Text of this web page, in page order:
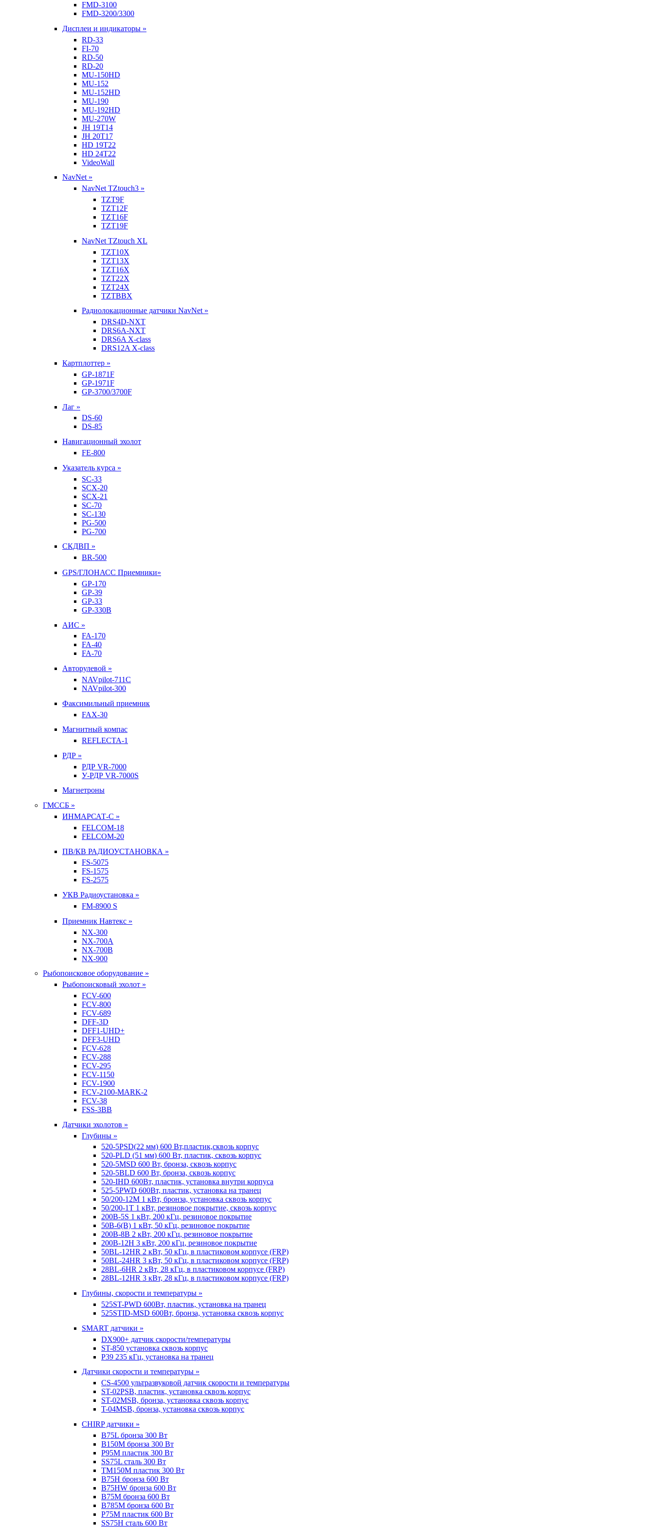
FMD-3100
FMD-3200/3300
Дисплеи и индикаторы »
RD-33
FI-70
RD-50
RD-20
MU-150HD
MU-152
MU-152HD
MU-190
MU-192HD
MU-270W
JH 19T14
JH 20T17
HD 19T22
HD 24T22
VideoWall
NavNet »
NavNet TZtouch3 »
TZT9F
TZT12F
TZT16F
TZT19F
NavNet TZtouch XL
TZT10X
TZT13X
TZT16X
TZT22X
TZT24X
TZTBBX
Радиолокационные датчики NavNet »
DRS4D-NXT
DRS6A-NXT
DRS6A X-class
DRS12A X-class
Картплоттер »
GP-1871F
GP-1971F
GP-3700/3700F
Лаг »
DS-60
DS-85
Навигационный эхолот
FE-800
Указатель курса »
SC-33
SCX-20
SCX-21
SC-70
SC-130
PG-500
PG-700
СКДВП »
BR-500
GPS/ГЛОНАСС Приемники»
GP-170
GP-39
GP-33
GP-330B
АИС »
FA-170
FA-40
FA-70
Авторулевой »
NAVpilot-711С
NAVpilot-300
Факсимильный приемник
FAX-30
Магнитный компас
REFLECTA-1
РДР »
РДР VR-7000
У-РДР VR-7000S
Магнетроны
ГМССБ »
ИНМАРСАТ-С »
FELCOM-18
FELCOM-20
ПВ/КВ РАДИОУСТАНОВКА »
FS-5075
FS-1575
FS-2575
УКВ Радиоустановка »
FM-8900 S
Приемник Навтекс »
NX-300
NX-700A
NX-700B
NX-900
Рыбопоисковое оборудование »
Рыбопоисковый эхолот »
FCV-600
FCV-800
FCV-689
DFF-3D
DFF1-UHD+
DFF3-UHD
FCV-628
FCV-288
FCV-295
FCV-1150
FCV-1900
FCV-2100-MARK-2
FCV-38
FSS-3BB
Датчики эхолотов »
Глубины »
520-5PSD(22 мм) 600 Вт,пластик,сквозь корпус
520-PLD (51 мм) 600 Вт, пластик, сквозь корпус
520-5MSD 600 Вт, бронза, сквозь корпус
520-5BLD 600 Вт, бронза, сквозь корпус
520-IHD 600Вт, пластик, установка внутри корпуса
525-5PWD 600Вт, пластик, установка на транец
50/200-12M 1 кВт, бронза, установка сквозь корпус
50/200-1T 1 кВт, резиновое покрытие, сквозь корпус
200B-5S 1 кВт, 200 кГц, резиновое покрытие
50B-6(B) 1 кВт, 50 кГц, резиновое покрытие
200B-8B 2 кВт, 200 кГц, резиновое покрытие
200B-12H 3 кВт, 200 кГц, резиновое покрытие
50BL-12HR 2 кВт, 50 кГц, в пластиковом корпусе (FRP)
50BL-24HR 3 кВт, 50 кГц, в пластиковом корпусе (FRP)
28BL-6HR 2 кВт, 28 кГц, в пластиковом корпусе (FRP)
28BL-12HR 3 кВт, 28 кГц, в пластиковом корпусе (FRP)
Глубины, скорости и температуры »
525ST-PWD 600Вт, пластик, установка на транец
525STID-MSD 600Вт, бронза, установка сквозь корпус
SMART датчики »
DX900+ датчик скорости/температуры
ST-850 установка сквозь корпус
P39 235 кГц, установка на транец
Датчики скорости и температуры »
CS-4500 ультразвуковой датчик скорости и температуры
ST-02PSB, пластик, установка сквозь корпус
ST-02MSB, бронза, установка сквозь корпус
T-04MSB, бронза, установка сквозь корпус
CHIRP датчики »
B75L бронза 300 Вт
B150M бронза 300 Вт
P95M пластик 300 Вт
SS75L сталь 300 Вт
TM150M пластик 300 Вт
B75H бронза 600 Вт
B75HW бронза 600 Вт
B75M бронза 600 Вт
B785M бронза 600 Вт
P75M пластик 600 Вт
SS75H сталь 600 Вт